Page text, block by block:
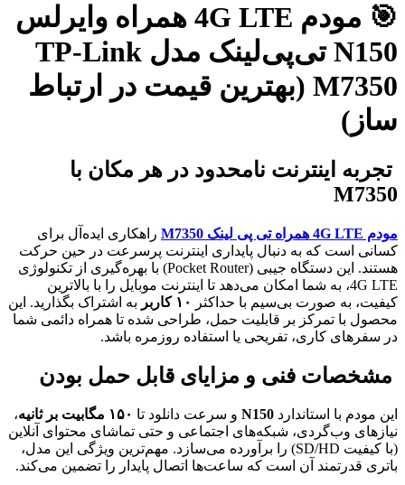
🎯 مودم 4G LTE همراه وایرلس
N150 تی‌پی‌لینک مدل TP-Link
M7350 (بهترین قیمت در ارتباط
ساز)
تجربه اینترنت نامحدود در هر مکان با
M7350
مودم 4G LTE همراه تی پی لینک M7350
راهکاری ایده‌آل برای
کسانی است که به دنبال پایداری اینترنت پرسرعت در حین حرکت
هستند. این دستگاه جیبی (Pocket Router) با بهره‌گیری از تکنولوژی
4G LTE، به شما امکان می‌دهد تا اینترنت موبایل را با بالاترین
کیفیت، به صورت بی‌سیم با حداکثر
۱۰ کاربر
به اشتراک بگذارید. این
محصول با تمرکز بر قابلیت حمل، طراحی شده تا همراه دائمی شما
در سفرهای کاری، تفریحی یا استفاده روزمره باشد.
مشخصات فنی و مزایای قابل حمل بودن
این مودم با استاندارد N150 و سرعت دانلود تا ۱۵۰ مگابیت بر ثانیه
،
نیازهای وب‌گردی، شبکه‌های اجتماعی و حتی تماشای محتوای آنلاین
(با کیفیت SD/HD) را برآورده می‌سازد. مهم‌ترین ویژگی این مدل،
باتری قدرتمند آن است که ساعت‌ها اتصال پایدار را تضمین می‌کند.